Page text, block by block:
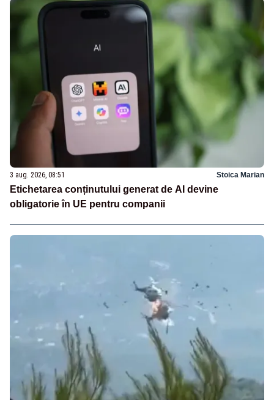
3 aug. 2026, 08:51 Stoica Marian
Etichetarea conținutului generat de AI devine
obligatorie în UE pentru companii